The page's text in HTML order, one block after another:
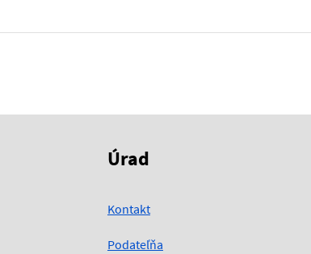
Úrad
Kontakt
Podateľňa